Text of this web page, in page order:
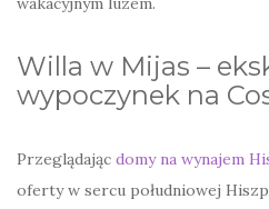
Willa w Mijas –
wypoczynek na
Przeglądając domy na wynajem
oferty w sercu południowej